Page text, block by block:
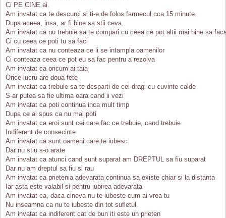
Ci PE CINE ai.
Am invatat ca te descurci si ti-e de folos farmecul cca 15 minute
Dupa aceea, insa, ar fi bine sa stii ceva.
Am invatat ca nu trebuie sa te compari cu ceea ce pot altii mai bine sa
Ci cu ceea ce poti tu sa faci
Am invatat ca nu conteaza ce li se intampla oamenilor
Ci conteaza ceea ce pot eu sa fac pentru a rezolva
Am invatat ca oricum ai taia
Orice lucru are doua fete
Am invatat ca trebuie sa te desparti de cei dragi cu cuvinte calde
S-ar putea sa fie ultima oara cand ii vezi
Am invatat ca poti continua inca mult timp
Dupa ce ai spus ca nu mai poti
Am invatat ca eroi sunt cei care fac ce trebuie, cand trebuie
Indiferent de consecinte
Am invatat ca sunt oameni care te iubesc
Dar nu stiu s-o arate
Am invatat ca atunci cand sunt suparat am DREPTUL sa fiu suparat
Dar nu am dreptul sa fiu si rau
Am invatat ca prietenia adevarata continua sa existe chiar si la distanta
Iar asta este valabil si pentru iubirea adevarata
Am invatat ca, daca cineva nu te iubeste cum ai vrea tu
Nu inseamna ca nu te iubeste din tot sufletul.
Am invatat ca indiferent cat de bun iti este un prieten